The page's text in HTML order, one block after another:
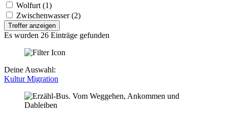
Wolfurt (1)
Zwischenwasser (2)
Treffer anzeigen
Es wurden 26 Einträge gefunden
Deine Auswahl:
KulturMigration